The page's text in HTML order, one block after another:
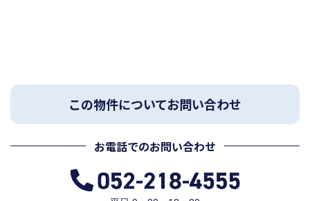
この物件についてお問い合わせ
お電話でのお問い合わせ